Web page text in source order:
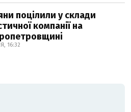
поцілили у склади
компанії на
16:32